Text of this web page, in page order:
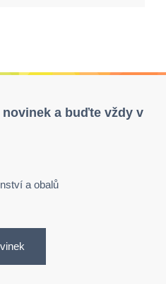
a buďte vždy v
a obalů